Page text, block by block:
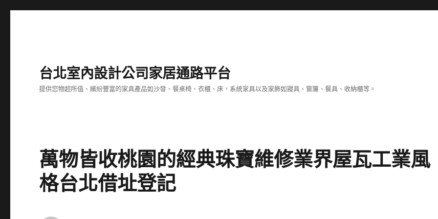
台北室內設計公司家居通路平台
提供您物超所值、繽紛豐富的家具產品如沙發、餐桌椅、衣櫃、床，系統家具以及家飾如寢具、窗簾、餐具、收納櫃等。
萬物皆收桃園的經典珠寶維修業界屋瓦工業風
格台北借址登記